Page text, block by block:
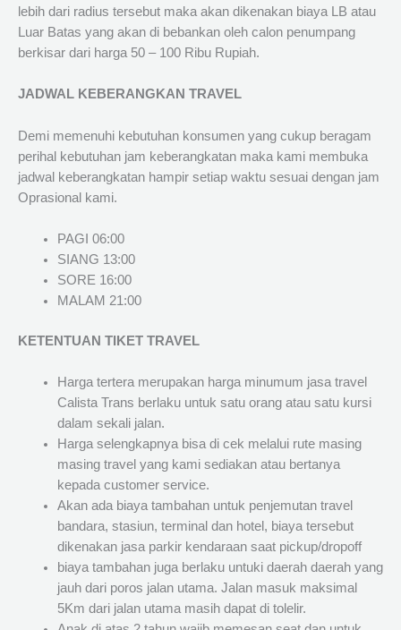
lebih dari radius tersebut maka akan dikenakan biaya LB atau
Luar Batas yang akan di bebankan oleh calon penumpang
berkisar dari harga 50 – 100 Ribu Rupiah.
JADWAL KEBERANGKAN TRAVEL
Demi memenuhi kebutuhan konsumen yang cukup beragam
perihal kebutuhan jam keberangkatan maka kami membuka
jadwal keberangkatan hampir setiap waktu sesuai dengan jam
Oprasional kami.
PAGI 06:00
SIANG 13:00
SORE 16:00
MALAM 21:00
KETENTUAN TIKET TRAVEL
Harga tertera merupakan harga minumum jasa travel
Calista Trans berlaku untuk satu orang atau satu kursi
dalam sekali jalan.
Harga selengkapnya bisa di cek melalui rute masing
masing travel yang kami sediakan atau bertanya
kepada customer service.
Akan ada biaya tambahan untuk penjemutan travel
bandara, stasiun, terminal dan hotel, biaya tersebut
dikenakan jasa parkir kendaraan saat pickup/dropoff
biaya tambahan juga berlaku untuki daerah daerah yang
jauh dari poros jalan utama. Jalan masuk maksimal
5Km dari jalan utama masih dapat di tolelir.